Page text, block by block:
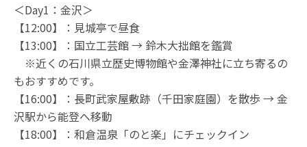
＜Day1：金沢＞
【12:00】：見城亭で昼食
【13:00】：国立工芸館 → 鈴木大拙館を鑑賞
※近くの石川県立歴史博物館や金澤神社に立ち寄るの
もおすすめです。
【16:00】：長町武家屋敷跡（千田家庭園）を散歩 → 金
沢駅から能登へ移動
【18:00】：和倉温泉「のと楽」にチェックイン